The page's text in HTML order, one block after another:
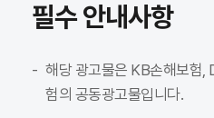
필수 안내사항
해당 광고물은 KB손해보험,
험의 공동광고물입니다.